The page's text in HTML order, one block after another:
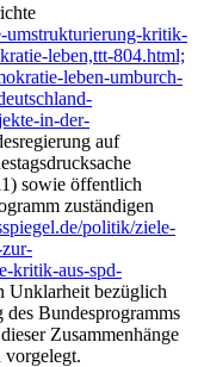
umstrukturierung-kritik-
leben,ttt-804.html;
leben-umburch-
in-der-
auf
sowie öffentlich
zuständigen
politik/ziele-
kritik-aus-spd-
Unklarheit bezüglich
Bundesprogramms
Zusammenhänge
vorgelegt.